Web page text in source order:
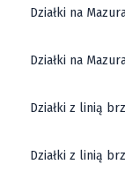
Działki na
Działki na
Działki z linią
Działki z linią